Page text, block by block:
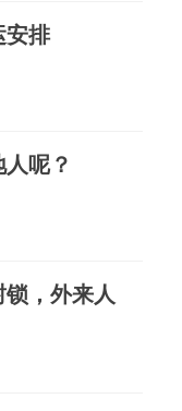
安排
呢？
，外来人